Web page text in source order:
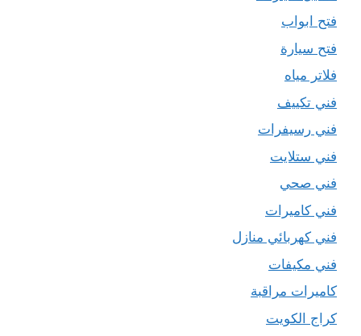
فتح ابواب
فتح سيارة
فلاتر مياه
فني تكييف
فني رسيفرات
فني ستلايت
فني صحي
فني كاميرات
فني كهربائي منازل
فني مكيفات
كاميرات مراقبة
كراج الكويت